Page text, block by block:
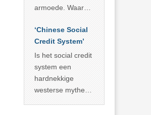
econoom Michael
zien dat
… >> lees meer
economisch
armoede. Waar
voorbije veertig
jaar in slaagde
meer dan 800
miljoen mensen
uit de armoede
… >> lees meer
‘Chinese Social
Credit System’
Is het social credit
system een
hardnekkige
westerse mythe of